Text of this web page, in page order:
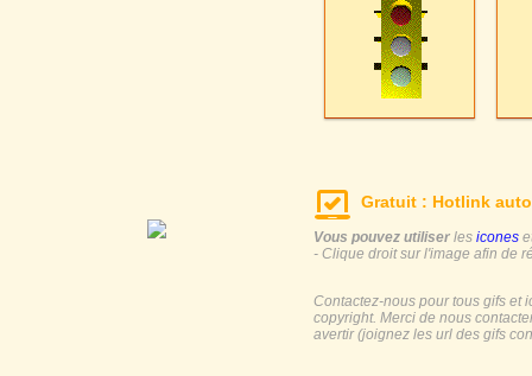
Gratuit : Hotlink
Vous pouvez utiliser les icones
- Clique droit sur l'image afin de
Contactez-nous pour tous gifs et
copyright. Merci de nous
avertir (joignez les url des gifs